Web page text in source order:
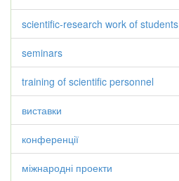
scientific-research work of students
seminars
training of scientific personnel
виставки
конференції
міжнародні проекти